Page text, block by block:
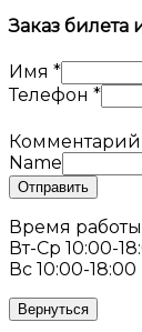
Заказ билета
Имя *
Телефон *
Name
Отправить
Время
Вт-Ср 10:00-
Вс 10:00-18:00
Вернуться